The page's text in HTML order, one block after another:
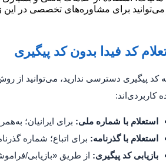
می‌توانید برای مشاوره‌های تخصصی در این
کد فیدا بدون کد پیگیری
کد پیگیری دسترسی ندارید، می‌توانید از
کاربردی‌اند:
استعلام با شماره ملی: برای ایرانیان؛
استعلام با گذرنامه: برای اتباع؛ شماره
بازیابی کد پیگیری: از طریق «بازیابی/